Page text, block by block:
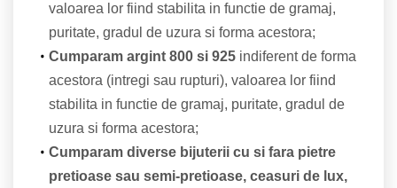
valoarea lor fiind stabilita in functie de gramaj,
puritate, gradul de uzura si forma acestora;
Cumparam argint 800 si 925indiferent de forma
acestora (intregi sau rupturi), valoarea lor fiind
stabilita in functie de gramaj, puritate, gradul de
uzura si forma acestora;
Cumparam diverse bijuterii cu si fara pietre
pretioase sau semi-pretioase, ceasuri de lux,